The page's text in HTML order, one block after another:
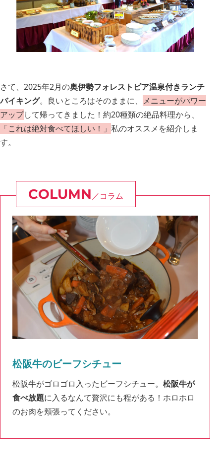
さて、2025年2月の奥伊勢フォレストピア温泉付きランチ
バイキング。良いところはそのままに、 メニューがパワー
アップして帰ってきました！約20種類の絶品料理から、
「これは絶対食べてほしい！」 私のオススメを紹介しま
す。
コラム
松阪牛のビーフシチュー
松阪牛がゴロゴロ入ったビーフシチュー。 松阪牛が
食べ放題に入るなんて贅沢にも程がある！ホロホロ
のお肉を頬張ってください。